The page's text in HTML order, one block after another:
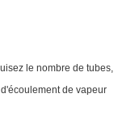
le nombre de tubes,
de vapeur